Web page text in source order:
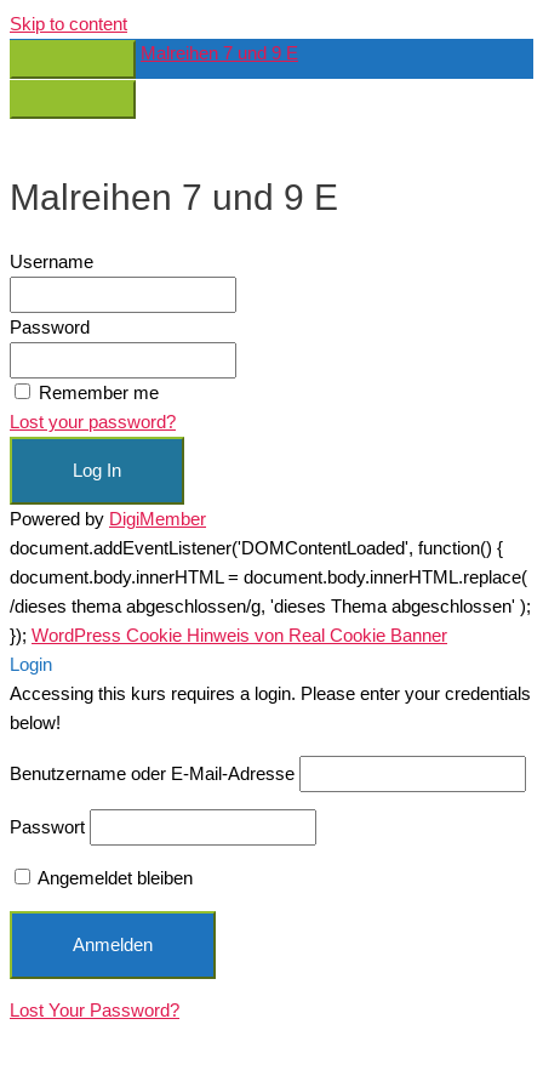
Skip to content
Malreihen 7 und 9 E
Malreihen 7 und 9 E
Username
Password
Remember me
Lost your password?
Powered by DigiMember
document.addEventListener('DOMContentLoaded', function() {
document.body.innerHTML = document.body.innerHTML.replace(
/dieses thema abgeschlossen/g, 'dieses Thema abgeschlossen' );
}); WordPress Cookie Hinweis von Real Cookie Banner
Login
Accessing this kurs requires a login. Please enter your credentials
below!
Benutzername oder E-Mail-Adresse
Passwort
Angemeldet bleiben
Lost Your Password?